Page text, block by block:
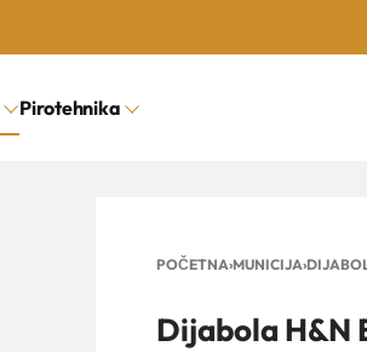
Pirotehnika
POČETNA›MUNICIJA›
Dijabola H&N